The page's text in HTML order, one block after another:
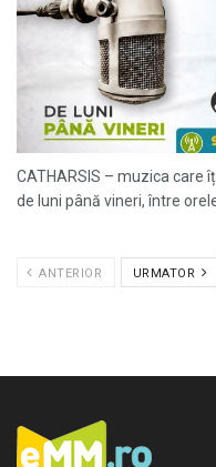
CATHARSIS – muzica care
de luni până vineri, între orele
ANTERIOR URMATOR